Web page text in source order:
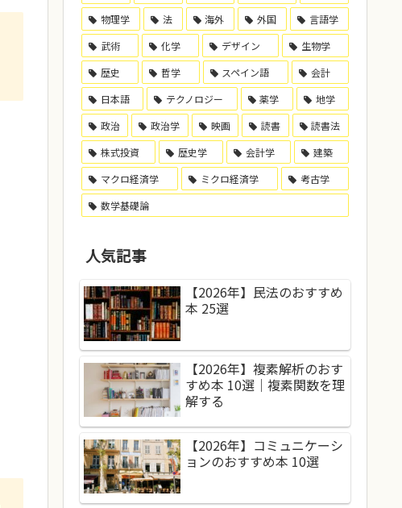
物理学
法 海外 外国
言語学
武術
化学 デザイン
生物学
歴史
哲学 スペイン語
会計
日本語
テクノロジー 薬学
地学
政治
政治学 映画 読書
読書法
株式投資
歴史学 会計学
建築
マクロ経済学
ミクロ経済学
考古学
数学基礎論
人気記事
【2026年】民法のおすすめ
本 25選
【2026年】複素解析のおす
すめ本 10選｜複素関数を理
解する
【2026年】コミュニケーシ
ョンのおすすめ本 10選